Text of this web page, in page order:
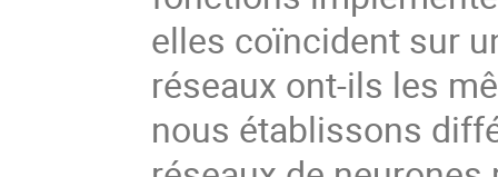
elles coïncident sur
réseaux ont-ils les
nous établissons